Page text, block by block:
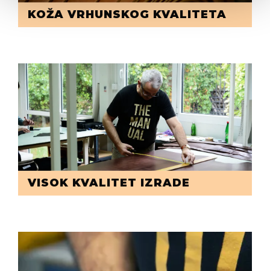
KOŽA VRHUNSKOG KVALITETA
VISOK KVALITET IZRADE